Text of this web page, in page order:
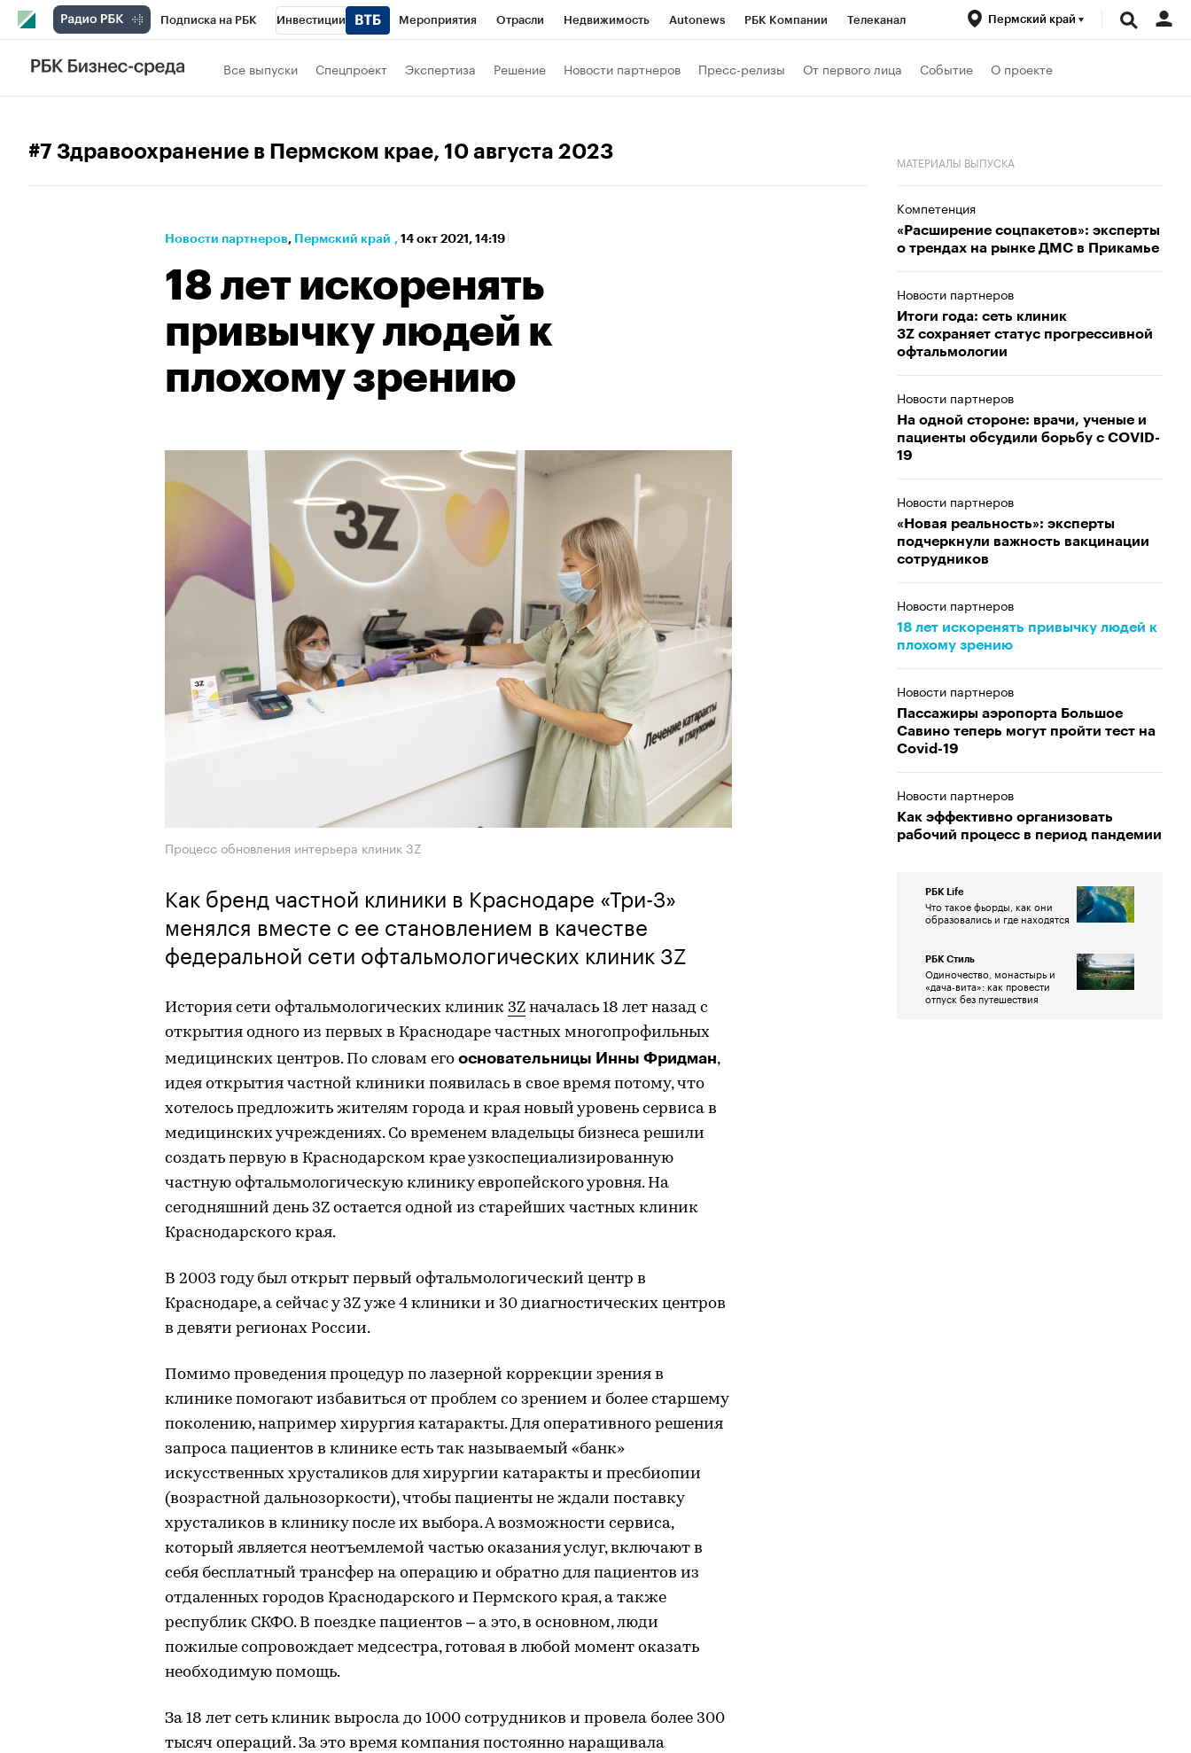
Подписка на РБК Инвестиции Мероприятия Отрасли Недвижимость Autonews РБК Компании Телеканал
РБК Вино
Пермский край
Все выпуски Спецпроект Экспертиза Решение Новости партнеров Пресс-релизы От первого лица Событие О проекте
#7 Здравоохранение в Пермском крае, 10 августа 2023
Новости партнеров⁠, Пермский край , 14 окт 2021, 14:19
18 лет искоренять
привычку людей к
плохому зрению
Процесс обновления интерьера клиник 3Z
Как бренд частной клиники в Краснодаре «Три-З»
менялся вместе с ее становлением в качестве
федеральной сети офтальмологических клиник 3Z
История сети офтальмологических клиник 3Z началась 18 лет назад с
открытия одного из первых в Краснодаре частных многопрофильных
медицинских центров. По словам его основательницы Инны Фридман,
идея открытия частной клиники появилась в свое время потому, что
хотелось предложить жителям города и края новый уровень сервиса в
медицинских учреждениях. Со временем владельцы бизнеса решили
создать первую в Краснодарском крае узкоспециализированную
частную офтальмологическую клинику европейского уровня. На
сегодняшний день 3Z остается одной из старейших частных клиник
Краснодарского края.
В 2003 году был открыт первый офтальмологический центр в
Краснодаре, а сейчас у 3Z уже 4 клиники и 30 диагностических центров
в девяти регионах России.
Помимо проведения процедур по лазерной коррекции зрения в
клинике помогают избавиться от проблем со зрением и более старшему
поколению, например хирургия катаракты. Для оперативного решения
запроса пациентов в клинике есть так называемый «банк»
искусственных хрусталиков для хирургии катаракты и пресбиопии
(возрастной дальнозоркости), чтобы пациенты не ждали поставку
хрусталиков в клинику после их выбора. А возможности сервиса,
который является неотъемлемой частью оказания услуг, включают в
себя бесплатный трансфер на операцию и обратно для пациентов из
отдаленных городов Краснодарского и Пермского края, а также
республик СКФО. В поездке пациентов – а это, в основном, люди
пожилые сопровождает медсестра, готовая в любой момент оказать
необходимую помощь.
За 18 лет сеть клиник выросла до 1000 сотрудников и провела более 300
тысяч операций. За это время компания постоянно наращивала
МАТЕРИАЛЫ ВЫПУСКА
Компетенция
«Расширение соцпакетов»: эксперты
о трендах на рынке ДМС в Прикамье
Новости партнеров
Итоги года: сеть клиник
3Z сохраняет статус прогрессивной
офтальмологии
Новости партнеров
На одной стороне: врачи, ученые и
пациенты обсудили борьбу с COVID-
19
Новости партнеров
«Новая реальность»: эксперты
подчеркнули важность вакцинации
сотрудников
Новости партнеров
18 лет искоренять привычку людей к
плохому зрению
Новости партнеров
Пассажиры аэропорта Большое
Савино теперь могут пройти тест на
Covid-19
Новости партнеров
Как эффективно организовать
рабочий процесс в период пандемии
РБК Life
Что такое фьорды, как они
образовались и где находятся
РБК Стиль
Одиночество, монастырь и
«дача-вита»: как провести
отпуск без путешествия